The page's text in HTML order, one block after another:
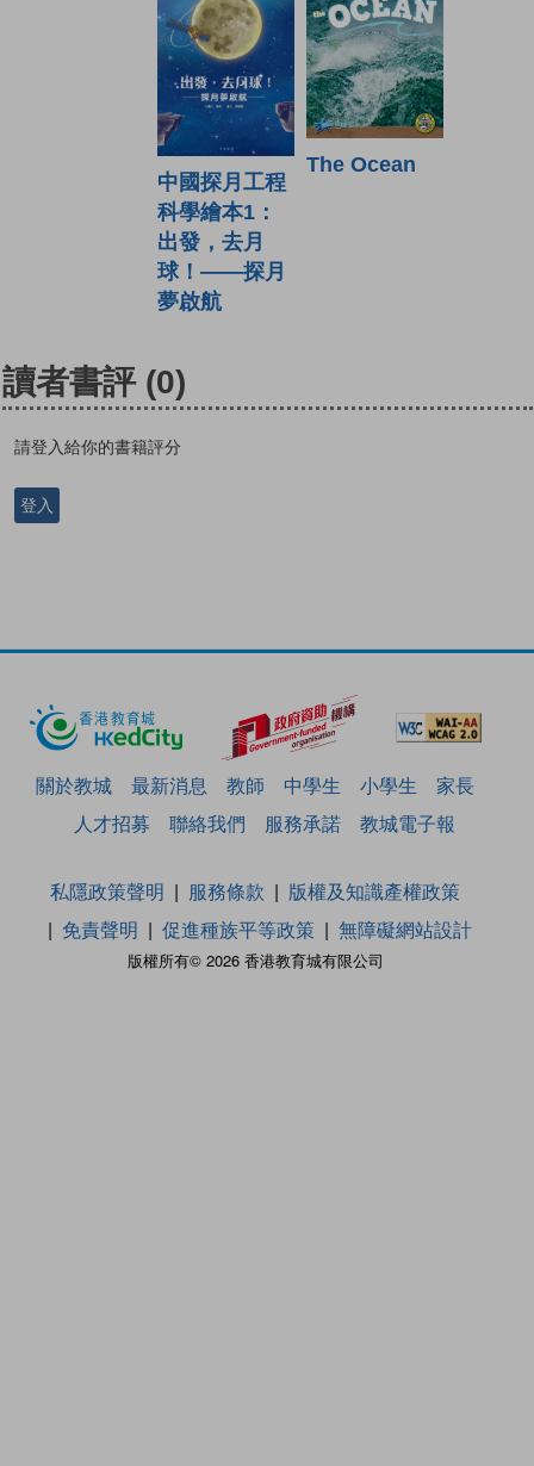
中國探月工程
科學繪本1：
出發，去月
球！——探月
夢啟航
The Ocean
讀者書評 (0)
請登入給你的書籍評分
登入
關於教城 最新消息 教師 中學生 小學生
家長
人才招募
聯絡我們 服務承諾 教城電子報
版權所有© 2026 香港教育城有限公司
私隱政策聲明 服務條款
版權及知識產權政策
免責聲明
促進種族平等政策 無障礙網站設計